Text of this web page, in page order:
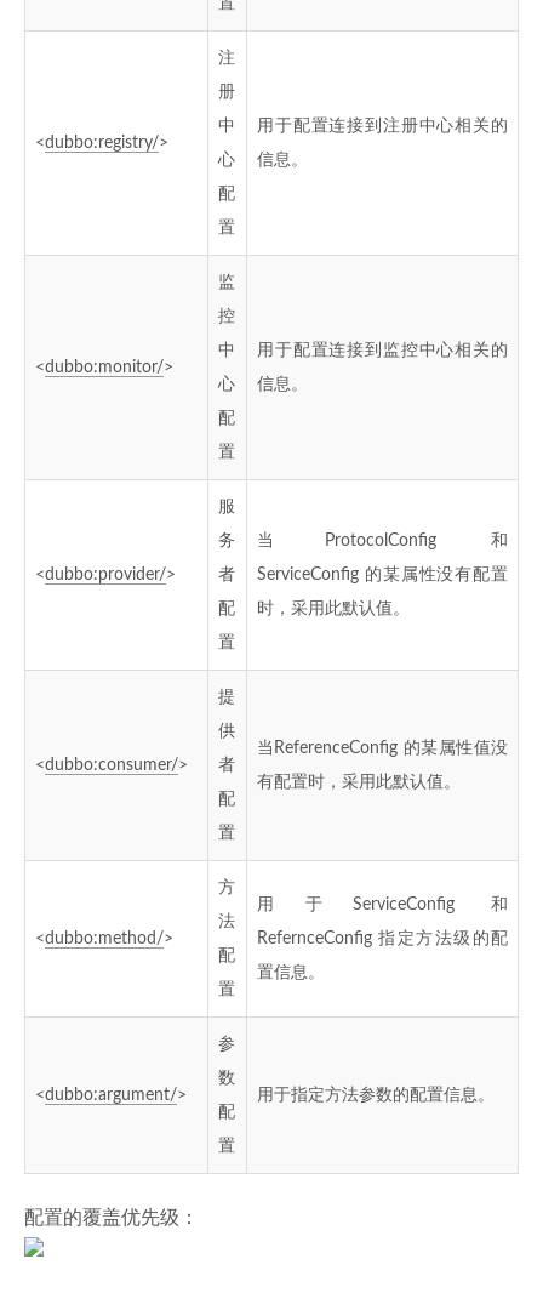
置
<dubbo:registry/>
注
册
中
心
配
置
用于配置连接到注册中心相关的
信息。
<dubbo:monitor/>
监
控
中
心
配
置
用于配置连接到监控中心相关的
信息。
<dubbo:provider/>
服
务
者
配
置
当ProtocolConfig 和
ServiceConfig 的某属性没有配置
时，采用此默认值。
<dubbo:consumer/>
提
供
者
配
置
当ReferenceConfig 的某属性值没
有配置时，采用此默认值。
<dubbo:method/>
方
法
配
置
用于ServiceConfig 和
RefernceConfig 指定方法级的配
置信息。
<dubbo:argument/>
参
数
配
置
用于指定方法参数的配置信息。
配置的覆盖优先级：